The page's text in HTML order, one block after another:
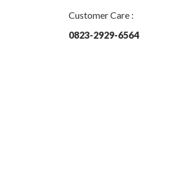
Customer Care :
0823-2929-6564